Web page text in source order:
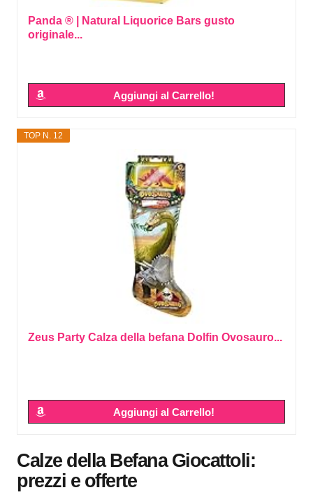
Panda ® | Natural Liquorice Bars gusto
originale...
Aggiungi al Carrello!
TOP N. 12
Zeus Party Calza della befana Dolfin Ovosauro...
Aggiungi al Carrello!
Calze della Befana Giocattoli:
prezzi e offerte